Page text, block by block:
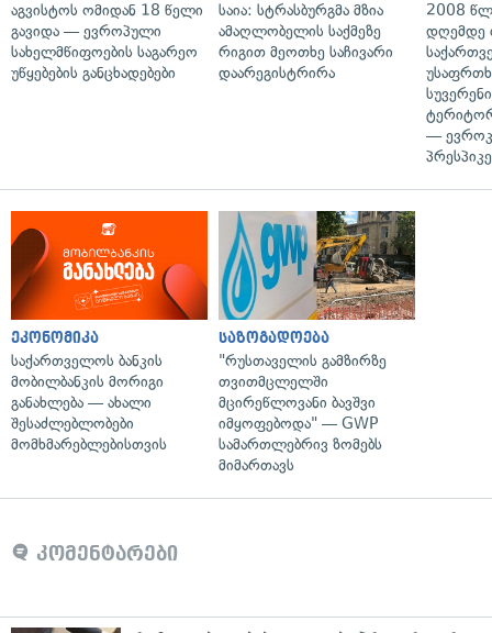
აგვისტოს ომიდან 18 წელი
გავიდა — ევროპული
სახელმწიფოების საგარეო
უწყებების განცხადებები
საია: სტრასბურგმა მზია
ამაღლობელის საქმეზე
რიგით მეოთხე საჩივარი
დაარეგისტრირა
2008
დღემდე
—
ეკონომიკა
საქართველოს ბანკის
მობილბანკის მორიგი
განახლება — ახალი
შესაძლებლობები
მომხმარებლებისთვის
საზოგადოება
"რუსთაველის გამზირზე
თვითმცლელში
მცირეწლოვანი ბავშვი
იმყოფებოდა" — GWP
სამართლებრივ ზომებს
მიმართავს
კომენტარები